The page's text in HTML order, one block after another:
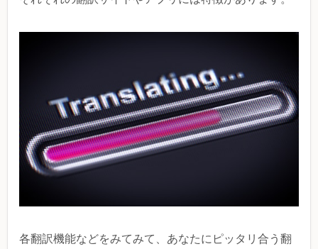
各翻訳機能などをみてみて、あなたにピッタリ合う翻